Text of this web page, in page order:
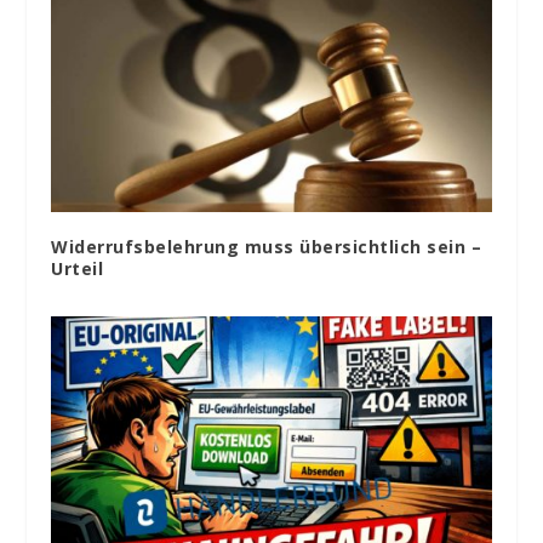
Widerrufsbelehrung muss übersichtlich sein –
Urteil